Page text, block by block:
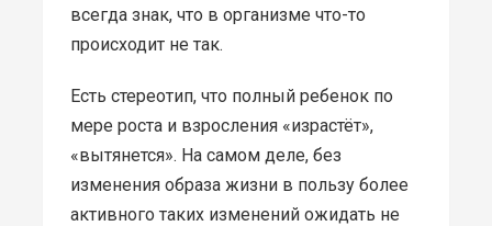
всегда знак, что в организме что-то
происходит не так.
Есть стереотип, что полный ребенок по
мере роста и взросления «израстёт»,
«вытянется». На самом деле, без
изменения образа жизни в пользу более
активного таких изменений ожидать не